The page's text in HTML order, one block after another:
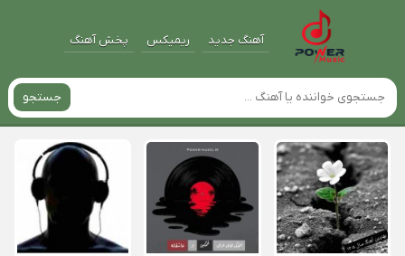
آهنگ جدید ریمیکس پخش آهنگ
جستجو